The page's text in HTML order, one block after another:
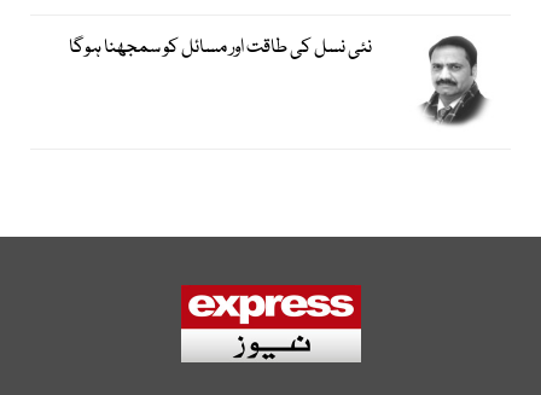
نئی نسل کی طاقت اور مسائل کو سمجھنا ہوگا